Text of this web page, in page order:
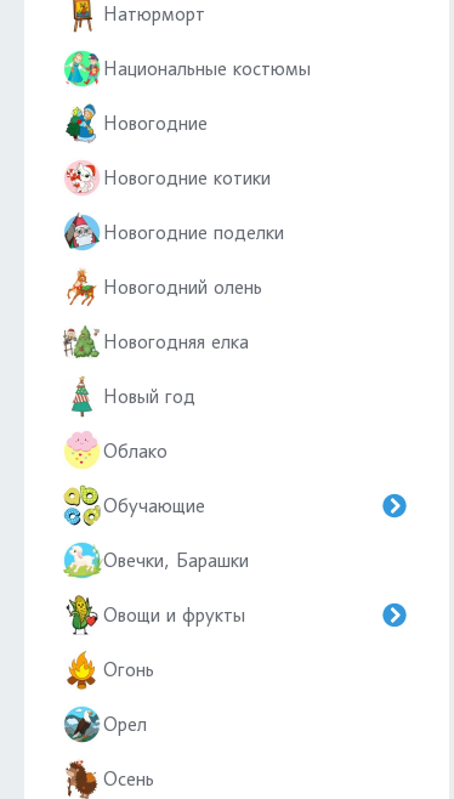
Натюрморт
Национальные костюмы
Новогодние
Новогодние котики
Новогодние поделки
Новогодний олень
Новогодняя елка
Новый год
Облако
Обучающие
Овечки, Барашки
Овощи и фрукты
Огонь
Орел
Осень